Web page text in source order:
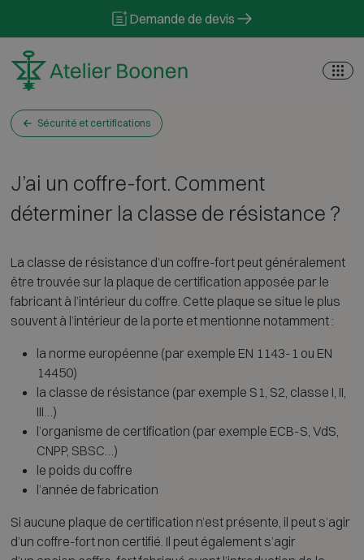
Demande de devis
Sécurité et certifications
J’ai un coffre-fort. Comment
déterminer la classe de résistance ?
La classe de résistance d’un coffre-fort peut généralement
être trouvée sur la plaque de certification apposée par le
fabricant à l’intérieur du coffre. Cette plaque se situe le plus
souvent à l’intérieur de la porte et mentionne notamment :
la norme européenne (par exemple EN 1143-1 ou EN
14450)
la classe de résistance (par exemple S1, S2, classe I, II,
III…)
l’organisme de certification (par exemple ECB-S, VdS,
CNPP, SBSC…)
le poids du coffre
l’année de fabrication
Si aucune plaque de certification n’est présente, il peut s’agir
d’un coffre-fort non certifié. Il peut également s’agir